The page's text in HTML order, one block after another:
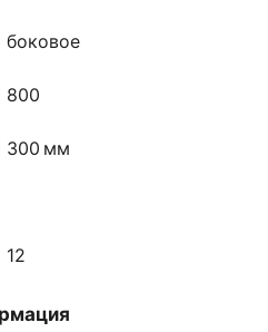
боковое
800
300 мм
12